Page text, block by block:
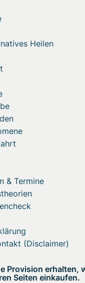
Heilen
& Termine
(Disclaimer)
Provision erhalten,
Seiten einkaufen.